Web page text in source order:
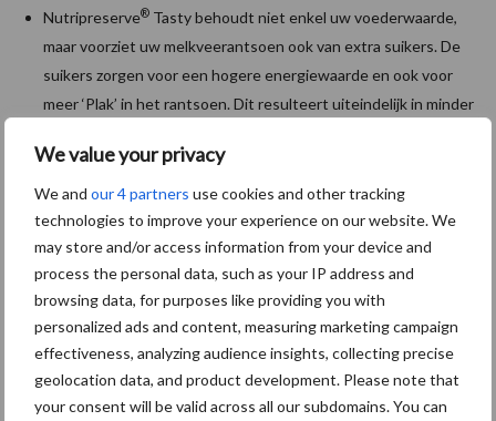
We value your privacy
We and our 4 partners use cookies and other tracking
technologies to improve your experience on our website. We
may store and/or access information from your device and
process the personal data, such as your IP address and
browsing data, for purposes like providing you with
personalized ads and content, measuring marketing campaign
effectiveness, analyzing audience insights, collecting precise
geolocation data, and product development. Please note that
your consent will be valid across all our subdomains. You can
Nutripreserve® Tasty behoudt niet enkel uw voederwaarde,
maar voorziet uw melkveerantsoen ook van extra suikers. De
suikers zorgen voor een hogere energiewaarde en ook voor
meer ‘Plak’ in het rantsoen. Dit resulteert uiteindelijk in minder
uitdagingen die broei met zich mee brengt. Voor meer informatie
Aanbevolen voor jou!
Grondstoffenmarkt blijft
grillig: droogte en
geopolitiek houden handel